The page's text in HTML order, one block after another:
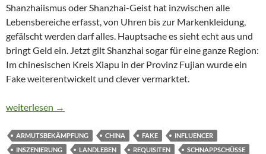
Shanzhaiismus oder Shanzhai-Geist hat inzwischen alle
Lebensbereiche erfasst, von Uhren bis zur Markenkleidung,
gefälscht werden darf alles. Hauptsache es sieht echt aus und
bringt Geld ein. Jetzt gilt Shanzhai sogar für eine ganze Region:
Im chinesischen Kreis Xiapu in der Provinz Fujian wurde ein
Fake weiterentwickelt und clever vermarktet.
„WEN INTERESSIERT ES, OB ES FAKE IST?“
weiterlesen →
ARMUTSBEKÄMPFUNG CHINA FAKE
INFLUENCER
INSZENIERUNG
LANDLEBEN REQUISITEN
SCHNAPPSCHÜSSE